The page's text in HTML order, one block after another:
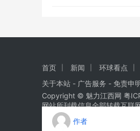
作者
首页 新闻 环球看点
关于本站 - 广告服务 - 免责申
Copyright © 魅力江西网 粤
网站所刊载信息全部转载互联